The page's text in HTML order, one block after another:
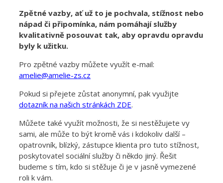
Zpětné vazby, ať už to je pochvala, stížnost nebo
nápad či připomínka, nám pomáhají služby
kvalitativně posouvat tak, aby opravdu opravdu
byly k užitku.
Pro zpětné vazby můžete využít e-mail:
amelie@amelie-zs.cz
Pokud si přejete zůstat anonymní, pak využijte
dotazník na našich stránkách ZDE.
Můžete také využít možnosti, že si nestěžujete vy
sami, ale může to být kromě vás i kdokoliv další –
opatrovník, blízký, zástupce klienta pro tuto stížnost,
poskytovatel sociální služby či někdo jiný. Řešit
budeme s tím, kdo si stěžuje či je v jasně vymezené
roli k vám.